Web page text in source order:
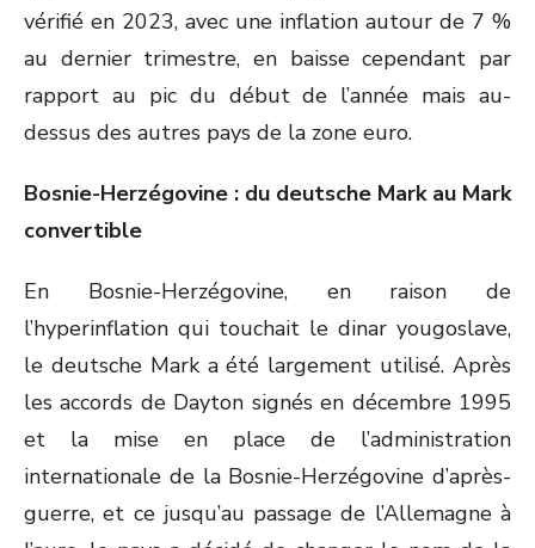
vérifié en 2023, avec une inflation autour de 7 %
au dernier trimestre, en baisse cependant par
rapport au pic du début de l’année mais au-
dessus des autres pays de la zone euro.
Bosnie-Herzégovine : du deutsche Mark au Mark
convertible
En Bosnie-Herzégovine, en raison de
l’hyperinflation qui touchait le dinar yougoslave,
le deutsche Mark a été largement utilisé. Après
les accords de Dayton signés en décembre 1995
et la mise en place de l’administration
internationale de la Bosnie-Herzégovine d’après-
guerre, et ce jusqu’au passage de l’Allemagne à